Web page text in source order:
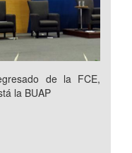
de la FCE,
la BUAP